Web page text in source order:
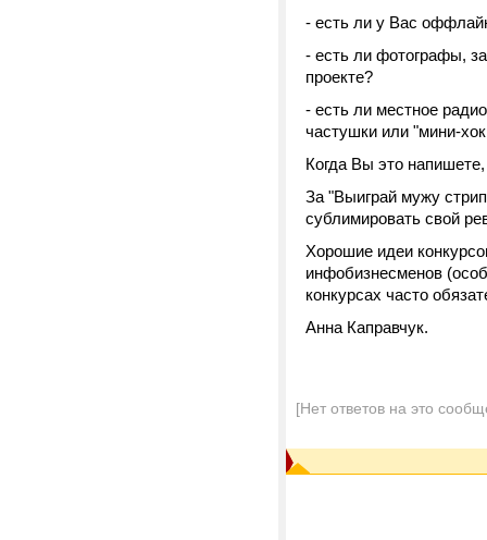
- есть ли у Вас
- есть ли фотографы,
проекте?
- есть ли местное
частушки или "мини-
Когда Вы это
За "Выиграй мужу
сублимировать свой
Хорошие идеи
инфобизнесменов
конкурсах часто
Анна Каправчук.
[Нет ответов на это